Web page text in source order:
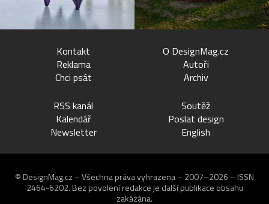
Kontakt
Reklama
Chci psát
O DesignMag.cz
Autoři
Archiv
RSS kanál
Kalendář
Newsletter
Soutěž
Poslat design
English
© DesignMag.cz – Všechna práva vyhrazena – 2007–2026 – ISSN
2464-6202. Bez povolení redakce je další publikace obsahu
zakázána.